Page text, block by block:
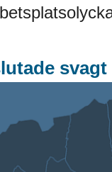
svagt